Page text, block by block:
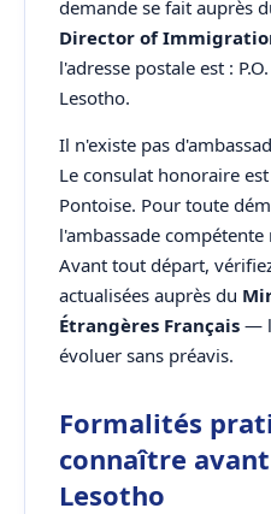
demande se fait auprès
Director of
l'adresse postale est :
Lesotho.
Il n'existe pas
Le consulat honoraire
Pontoise. Pour toute
l'ambassade
Avant tout départ,
actualisées auprès du
Étrangères Français —
évoluer sans préavis.
Formalités
connaître
Lesotho